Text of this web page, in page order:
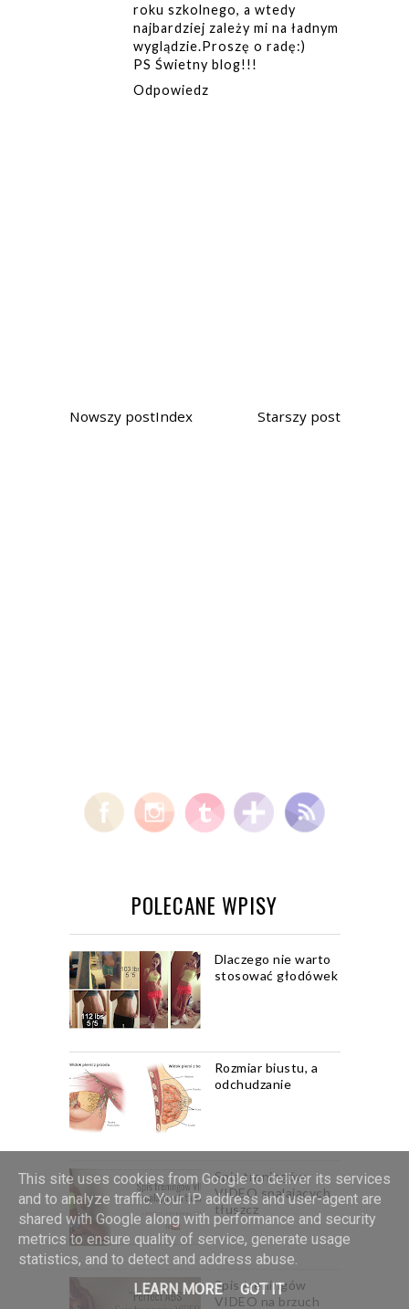
roku szkolnego, a wtedy
najbardziej zależy mi na ładnym
wyglądzie.Proszę o radę:)
PS Świetny blog!!!
Odpowiedz
Nowszy post Starszy post
Index
POLECANE WPISY
Dlaczego nie warto
stosować głodówek
Rozmiar biustu, a
odchudzanie
Spis treningów
VIDEO spalających
tłuszcz
Spis treningów
VIDEO na brzuch
This site uses cookies from Google to deliver its services
and to analyze traffic. Your IP address and user-agent are
shared with Google along with performance and security
metrics to ensure quality of service, generate usage
statistics, and to detect and address abuse.
LEARN MORE
GOT IT